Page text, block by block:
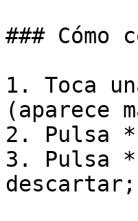
### Cómo
1. Toca
(aparece
2. Pulsa
3. Pulsa